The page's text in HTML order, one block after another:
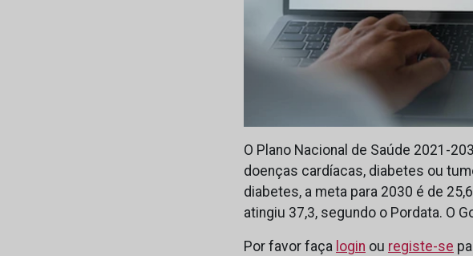
O Plano Nacional de Saúde 2021-
doenças cardíacas, diabetes ou
diabetes, a meta para 2030 é de
atingiu 37,3, segundo o Pordata. O
Por favor faça login ou registe-se